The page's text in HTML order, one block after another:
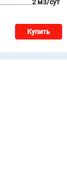
2 м3/сут
Купить